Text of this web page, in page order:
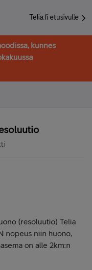
Telia.fi etusivulle
kunnes
(resoluutio) Telia
nopeus niin huono,
on alle 2km:n